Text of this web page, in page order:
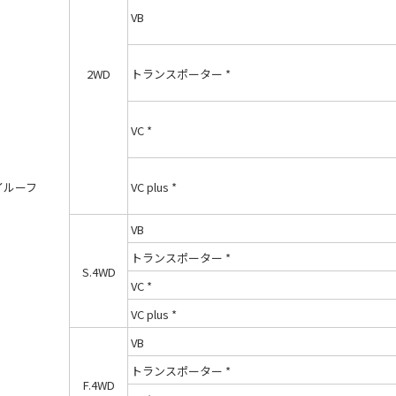
ーフ
2WD
VB
トランスポーター *
VC *
VC plus *
S.4WD
VB
トランスポーター *
VC *
VC plus *
F.4WD
VB
トランスポーター *